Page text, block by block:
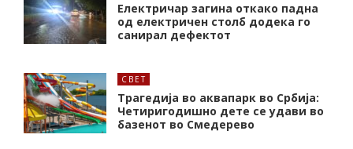
Електричар загина откако падна
од електричен столб додека го
санирал дефектот
СВЕТ
Трагедија во аквапарк во Србија:
Четиригодишно дете се удави во
базенот во Смедерево